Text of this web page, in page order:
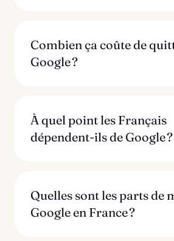
Combien ça coûte de
Google ?
À quel point les Français
dépendent-ils de Google ?
Quelles sont les parts de
Google en France ?